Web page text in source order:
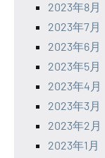
2023年8月
2023年7月
2023年6月
2023年5月
2023年4月
2023年3月
2023年2月
2023年1月